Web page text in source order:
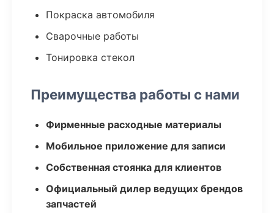
Покраска автомобиля
Сварочные работы
Тонировка стекол
Преимущества работы с нами
Фирменные расходные материалы
Мобильное приложение для записи
Собственная стоянка для клиентов
Официальный дилер ведущих брендов
запчастей